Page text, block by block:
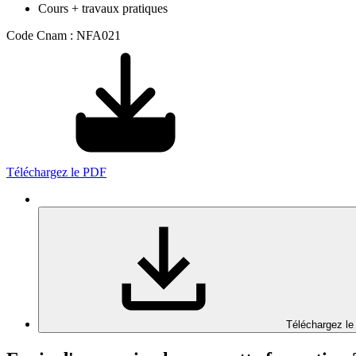
Cours + travaux pratiques
Code Cnam : NFA021
Téléchargez le PDF
Téléchargez le